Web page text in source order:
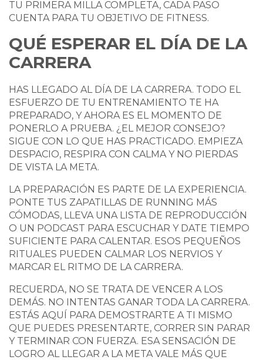
TU PRIMERA MILLA COMPLETA, CADA PASO
CUENTA PARA TU OBJETIVO DE FITNESS.
QUÉ ESPERAR EL DÍA DE LA
CARRERA
HAS LLEGADO AL DÍA DE LA CARRERA. TODO EL
ESFUERZO DE TU ENTRENAMIENTO TE HA
PREPARADO, Y AHORA ES EL MOMENTO DE
PONERLO A PRUEBA. ¿EL MEJOR CONSEJO?
SIGUE CON LO QUE HAS PRACTICADO. EMPIEZA
DESPACIO, RESPIRA CON CALMA Y NO PIERDAS
DE VISTA LA META.
LA PREPARACIÓN ES PARTE DE LA EXPERIENCIA.
PONTE TUS ZAPATILLAS DE RUNNING MÁS
CÓMODAS, LLEVA UNA LISTA DE REPRODUCCIÓN
O UN PODCAST PARA ESCUCHAR Y DATE TIEMPO
SUFICIENTE PARA CALENTAR. ESOS PEQUEÑOS
RITUALES PUEDEN CALMAR LOS NERVIOS Y
MARCAR EL RITMO DE LA CARRERA.
RECUERDA, NO SE TRATA DE VENCER A LOS
DEMÁS. NO INTENTAS GANAR TODA LA CARRERA.
ESTÁS AQUÍ PARA DEMOSTRARTE A TI MISMO
QUE PUEDES PRESENTARTE, CORRER SIN PARAR
Y TERMINAR CON FUERZA. ESA SENSACIÓN DE
LOGRO AL LLEGAR A LA META VALE MÁS QUE